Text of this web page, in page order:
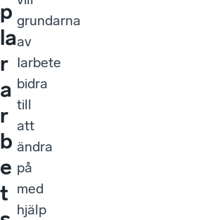
p
la
r
a
r
b
e
t
grundarna
av
Iarbete
bidra
till
att
ändra
på
med
hjälp